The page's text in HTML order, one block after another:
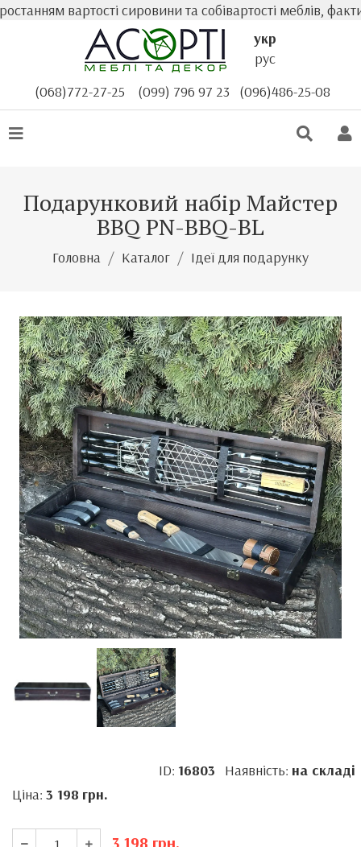
вартості сировини та собівартості меблів,
укр
рус
(068)772-27-25
(099) 796 97 23 (096)486-25-08
Подарунковий набір Майстер
BBQ PN-BBQ-BL
Головна Каталог Ідеї для подарунку
ID: 16803 Наявність: на складі
Ціна: 3 198 грн.
3 198 грн.